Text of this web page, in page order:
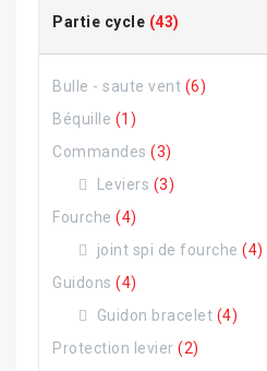
Partie cycle (43)
Bulle - saute vent (6)
Béquille (1)
Commandes (3)
Leviers (3)
Fourche (4)
joint spi de fourche (4)
Guidons (4)
Guidon bracelet (4)
Protection levier (2)